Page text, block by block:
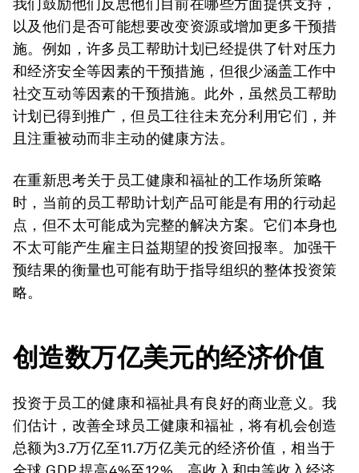
我们鼓励他们反思他们目前在哪些方面提供支持，
以及他们是否可能想要改变资源或增加更多干预措
施。例如，许多员工帮助计划已经提供了针对压力
和经济安全等因素的干预措施，但很少涵盖工作中
社交互动等因素的干预措施。此外，虽然员工帮助
计划已得到推广，但员工往往未充分利用它们，并
且注重被动而非主动的健康方法。
在重新思考关于员工健康和福祉的工作场所策略
时，当前的员工帮助计划产品可能是有用的行动起
点，但不太可能成为完整的解决方案。它们本身也
不太可能产生雇主日益期望的投资回报率。加强干
预结果的衡量也可能有助于指导组织的整体投资策
略。
创造数万亿美元的经济价值
投资于员工的健康和福祉具有良好的商业意义。我
们估计，改善全球员工健康和福祉，将有机会创造
总额为3.7万亿至11.7万亿美元的经济价值，相当于